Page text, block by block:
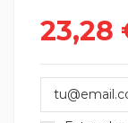
23,28